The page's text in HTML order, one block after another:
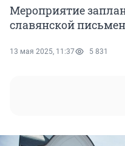
Мероприятие
славянской
13 мая 2025, 11:37 5 831